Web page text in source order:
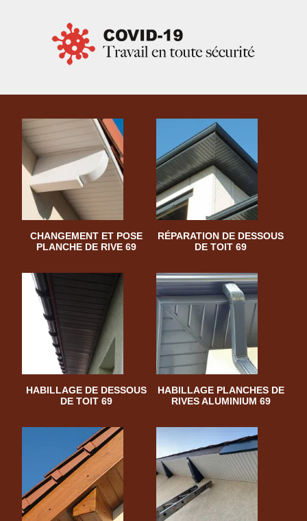
CHANGEMENT ET POSE
PLANCHE DE RIVE 69
RÉPARATION DE DESSOUS
DE TOIT 69
HABILLAGE DE DESSOUS
DE TOIT 69
HABILLAGE PLANCHES DE
RIVES ALUMINIUM 69